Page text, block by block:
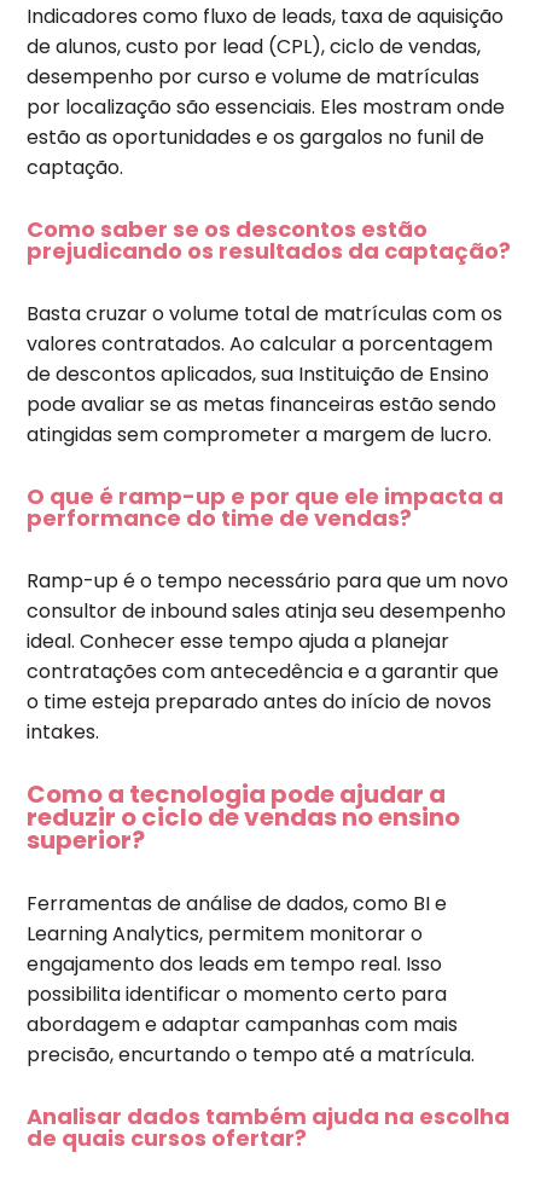
Indicadores como fluxo de leads, taxa de aquisição
de alunos, custo por lead (CPL), ciclo de vendas,
desempenho por curso e volume de matrículas
por localização são essenciais. Eles mostram onde
estão as oportunidades e os gargalos no funil de
captação.
Como saber se os descontos estão
prejudicando os resultados da captação?
Basta cruzar o volume total de matrículas com os
valores contratados. Ao calcular a porcentagem
de descontos aplicados, sua Instituição de Ensino
pode avaliar se as metas financeiras estão sendo
atingidas sem comprometer a margem de lucro.
O que é ramp-up e por que ele impacta a
performance do time de vendas?
Ramp-up é o tempo necessário para que um novo
consultor de inbound sales atinja seu desempenho
ideal. Conhecer esse tempo ajuda a planejar
contratações com antecedência e a garantir que
o time esteja preparado antes do início de novos
intakes.
Como a tecnologia pode ajudar a
reduzir o ciclo de vendas no ensino
superior?
Ferramentas de análise de dados, como BI e
Learning Analytics, permitem monitorar o
engajamento dos leads em tempo real. Isso
possibilita identificar o momento certo para
abordagem e adaptar campanhas com mais
precisão, encurtando o tempo até a matrícula.
Analisar dados também ajuda na escolha
de quais cursos ofertar?